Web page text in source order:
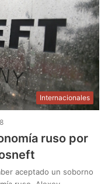
Internacionales
ruso por
aceptado un soborno